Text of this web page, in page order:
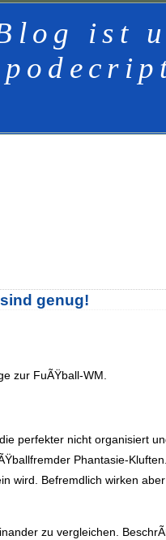
ist
genug!
zur FuÃŸball-WM.
perfekter nicht organisiert
Phantasie-
wird. Befremdlich wirken
zu vergleichen.